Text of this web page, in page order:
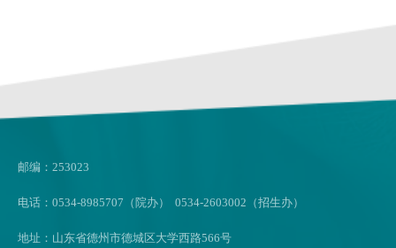
邮编：253023
电话：0534-8985707（院办） 0534-2603002（招生办）
地址：山东省德州市德城区大学西路566号